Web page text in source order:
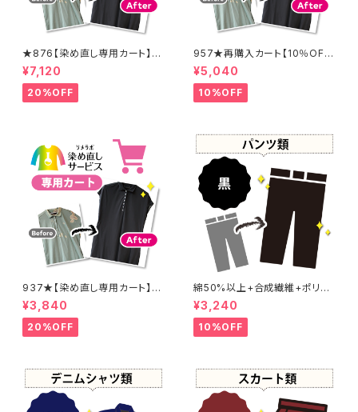
★876【染め直し専用カート】8
900円
¥7,120
20%OFF
957★再購入カート【10％OF
F】
¥5,040
10%OFF
937★【染め直し専用カート】4
800円
¥3,840
20%OFF
綿50%以上+合成繊維+ポリウ
レタン 黒染め パンツ 【元色：
黒】 -染め直し[漆黒 - Black]4
01-0076
¥3,240
10%OFF